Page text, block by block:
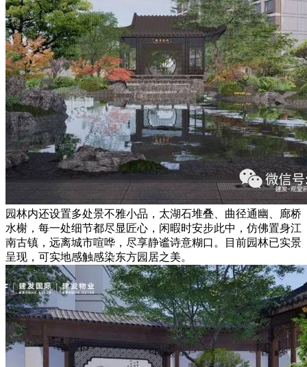
园林内还设置多处景不雅小品，太湖石堆叠、曲径通幽、廊桥
水榭，每一处细节都尽显匠心，闲暇时安步此中，仿佛置身江
南古镇，远离城市喧哗，尽享静谧诗意糊口。目前园林已实景
呈现，可实地感触感染东方园居之美。